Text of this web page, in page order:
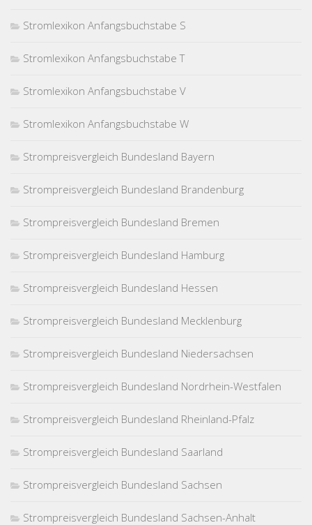
Stromlexikon Anfangsbuchstabe S
Stromlexikon Anfangsbuchstabe T
Stromlexikon Anfangsbuchstabe V
Stromlexikon Anfangsbuchstabe W
Strompreisvergleich Bundesland Bayern
Strompreisvergleich Bundesland Brandenburg
Strompreisvergleich Bundesland Bremen
Strompreisvergleich Bundesland Hamburg
Strompreisvergleich Bundesland Hessen
Strompreisvergleich Bundesland Mecklenburg
Strompreisvergleich Bundesland Niedersachsen
Strompreisvergleich Bundesland Nordrhein-Westfalen
Strompreisvergleich Bundesland Rheinland-Pfalz
Strompreisvergleich Bundesland Saarland
Strompreisvergleich Bundesland Sachsen
Strompreisvergleich Bundesland Sachsen-Anhalt